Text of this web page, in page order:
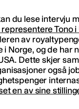
du lese intervju
Tono i
av
i Norge, og de har
Dette skjer
også
en av sine